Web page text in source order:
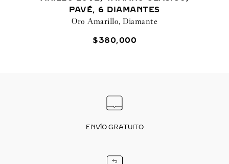
PAVÉ, 6 DIAMANTES
Oro Amarillo, Diamante
$380,000
ENVÍO GRATUITO